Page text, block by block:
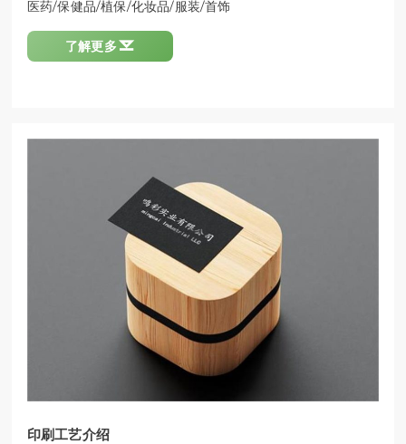
医药/保健品/植保/化妆品/服装/首饰
了解更多
印刷工艺介绍